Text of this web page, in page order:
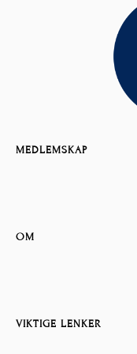
MEDLEMSKAP
OM
VIKTIGE LENKER